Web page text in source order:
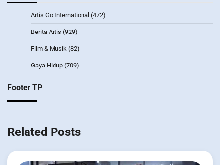
Artis Go International (472)
Berita Artis (929)
Film & Musik (82)
Gaya Hidup (709)
Footer TP
Related Posts